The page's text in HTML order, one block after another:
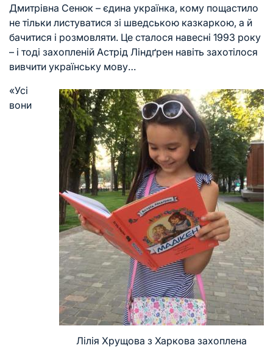
Дмитрівна Сенюк – єдина українка, кому пощастило
не тільки листуватися зі шведською казкаркою, а й
бачитися і розмовляти. Це сталося навесні 1993 року
– і тоді захопленій Астрід Ліндґрен навіть захотілося
вивчити українську мову…
Лілія Хрущова з Харкова захоплена
«Усі
вони